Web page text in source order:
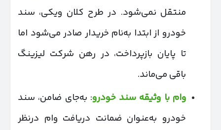
منتقل نمی‌شود. در طرح کلان ویکی، سند
خودرو از ابتدا به‌نام خریدار صادر می‌شود اما
تا پایان بازپرداخت، در رهن شرکت لیزینگ
باقی می‌ماند.
وام با وثیقه سند خودرو: به‌جای ضامن، سند
خودرو به‌عنوان ضمانت دریافت وام درنظر